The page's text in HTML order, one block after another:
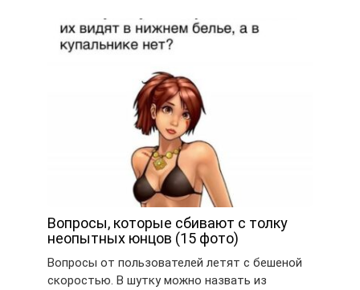
Вопросы, которые сбивают с толку
неопытных юнцов (15 фото)
Вопросы от пользователей летят с бешеной
скоростью. В шутку можно назвать из